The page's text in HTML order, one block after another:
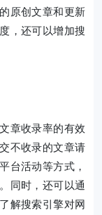
原创文章和更新
，还可以增加搜
章收录率的有效
不收录的文章请
台活动等方式，
同时，还可以通
解搜索引擎对网